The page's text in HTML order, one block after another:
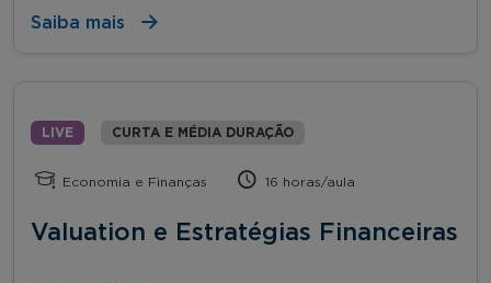
Saiba mais
LIVE CURTA E MÉDIA DURAÇÃO
Economia e Finanças 16 horas/aula
Valuation e Estratégias Financeiras